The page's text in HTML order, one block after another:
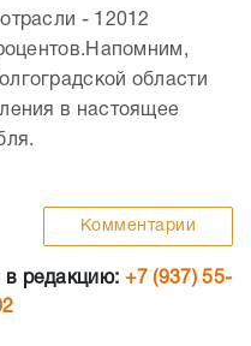
- 12012
Напомним,
области
в настоящее
Комментарии
в редакцию: +7 (937) 55-